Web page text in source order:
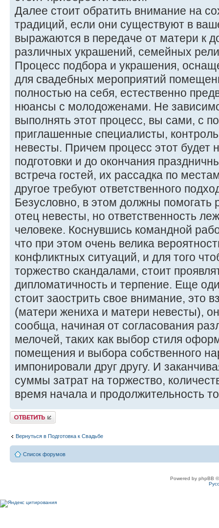
Далее стоит обратить внимание на
традиций, если они существуют в
выражаются в передаче от матери к
различных украшений, семейных
Процесс подбора и украшения,
для свадебных мероприятий
полностью на себя, естественно
нюансы с молодоженами. Не зависимо
выполнять этот процесс, вы сами, с
приглашенные специалисты,
невесты. Причем процесс этот будет
подготовки и до окончания
встреча гостей, их рассадка по
другое требуют ответственного
Безусловно, в этом должны помогать
отец невесты, но ответственность
человеке. Коснувшись командной
что при этом очень велика
конфликтных ситуаций, и для того
торжество скандалами, стоит
дипломатичность и терпение. Еще
стоит заострить свое внимание, это
(матери жениха и матери невесты),
сообща, начиная от согласования
мелочей, таких как выбор стиля
помещения и выбора собственного
импонировали друг другу. И
суммы затрат на торжество,
время начала и продолжительность
Ответить
Вернуться в Подготовка к Свадьбе
Список форумов
Powered by phpBB